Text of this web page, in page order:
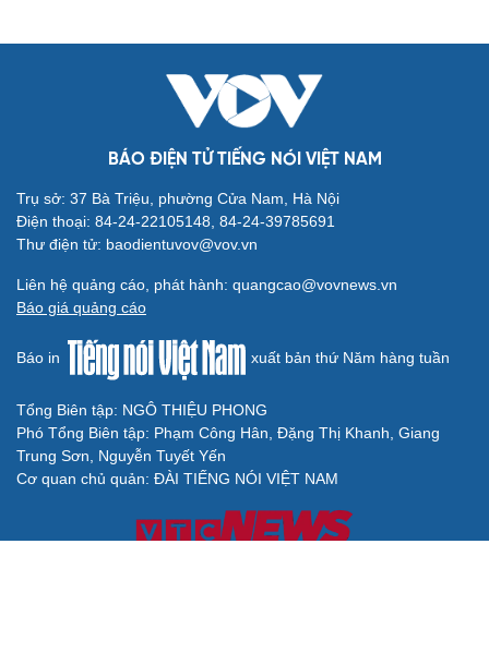
BÁO ĐIỆN TỬ TIẾNG NÓI VIỆT NAM
Trụ sở: 37 Bà Triệu, phường Cửa Nam, Hà Nội
Điện thoại: 84-24-22105148, 84-24-39785691
Thư điện tử: baodientuvov@vov.vn
Liên hệ quảng cáo, phát hành: quangcao@vovnews.vn
Báo giá quảng cáo
Báo in xuất bản thứ Năm hàng tuần
Tổng Biên tập: NGÔ THIỆU PHONG
Phó Tổng Biên tập: Phạm Công Hân, Đặng Thị Khanh, Giang
Trung Sơn, Nguyễn Tuyết Yến
Cơ quan chủ quản: ĐÀI TIẾNG NÓI VIỆT NAM